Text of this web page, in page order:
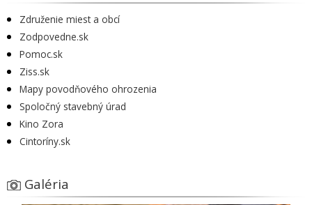
Združenie miest a obcí
Zodpovedne.sk
Pomoc.sk
Ziss.sk
Mapy povodňového ohrozenia
Spoločný stavebný úrad
Kino Zora
Cintoríny.sk
Galéria